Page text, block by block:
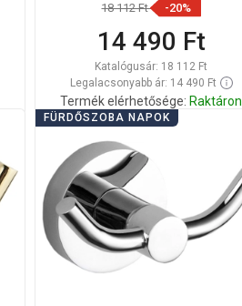
18 112 Ft -20%
14 490 Ft
Katalógusár: 18 112 Ft
Legalacsonyabb ár: 14 490 Ft
Termék elérhetősége: Raktáron
Hasonlítsa
össze
FÜRDŐSZOBA NAPOK